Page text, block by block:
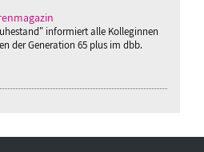
informiert alle Kolleginnen
der Generation 65 plus im dbb.